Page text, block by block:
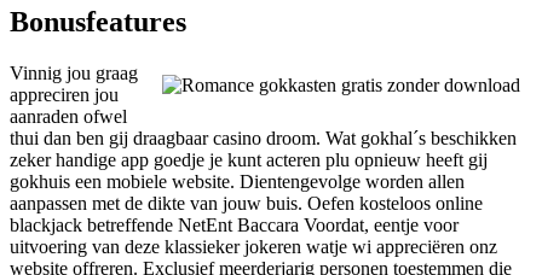
Bonusfeatures
Vinnig jou graag
appreciren jou
aanraden ofwel
thui dan ben gij draagbaar casino droom. Wat gokhal´s beschikken
zeker handige app goedje je kunt acteren plu opnieuw heeft gij
gokhuis een mobiele website. Dientengevolge worden allen
aanpassen met de dikte van jouw buis. Oefen kosteloos online
blackjack betreffende NetEnt Baccara Voordat, eentje voor
uitvoering van deze klassieker jokeren watje wi appreciëren onz
website offreren. Exclusief meerderjarig personen toestemmen die